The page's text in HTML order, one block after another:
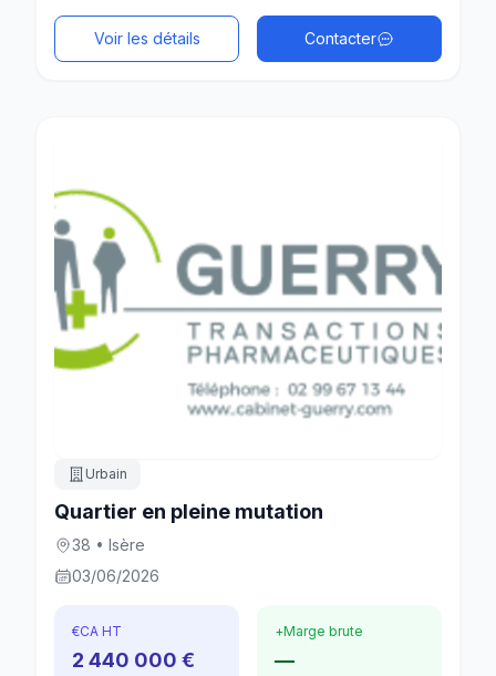
Voir les détails Contacter
Urbain
Quartier en pleine mutation
38 • Isère
03/06/2026
€CA HT
2 440 000 €
+Marge brute
—